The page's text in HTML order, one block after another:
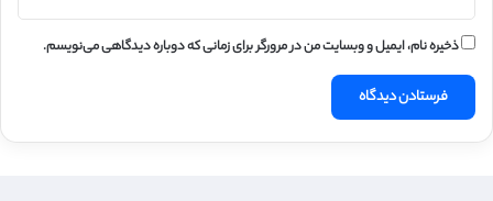
ذخیره نام، ایمیل و وبسایت من در مرورگر برای زمانی که دوباره دیدگاهی می‌نویسم.